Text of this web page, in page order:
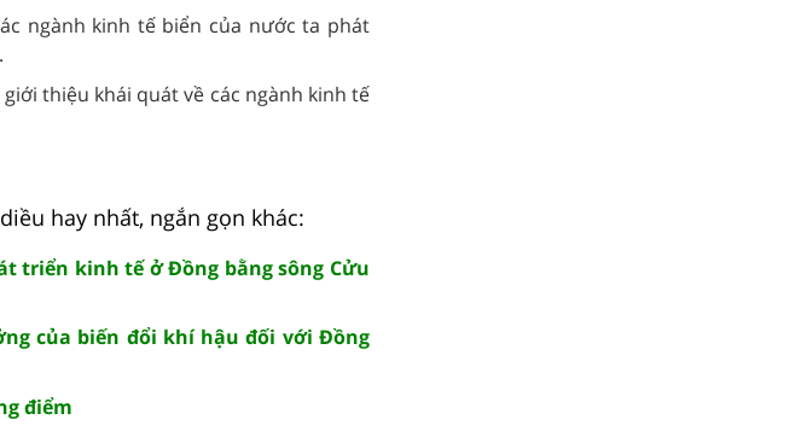
ngành kinh tế biển của nước ta phát
thiệu khái quát về các ngành kinh tế
hay nhất, ngắn gọn khác:
triển kinh tế ở Đồng bằng sông Cửu
của biến đổi khí hậu đối với Đồng
điểm